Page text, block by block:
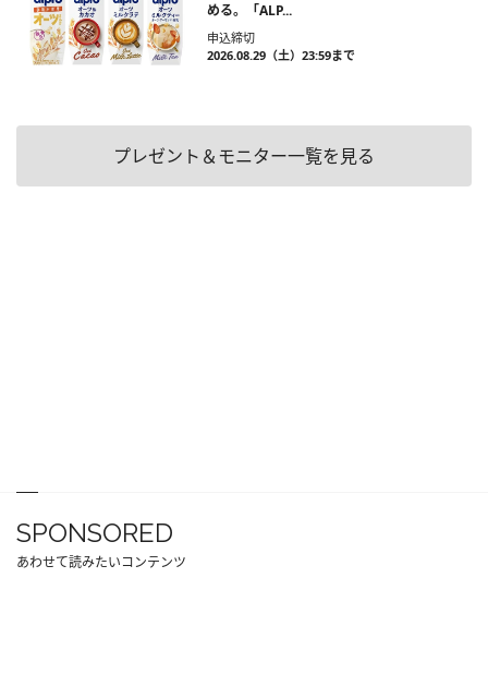
める。「ALP...
申込締切
2026.08.29（土）23:59まで
プレゼント＆モニター一覧を見る
SPONSORED
あわせて読みたいコンテンツ